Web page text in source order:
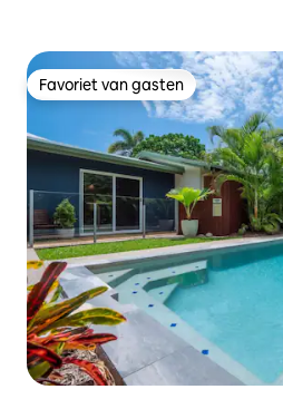
Favoriet van gasten
Favoriet van gasten